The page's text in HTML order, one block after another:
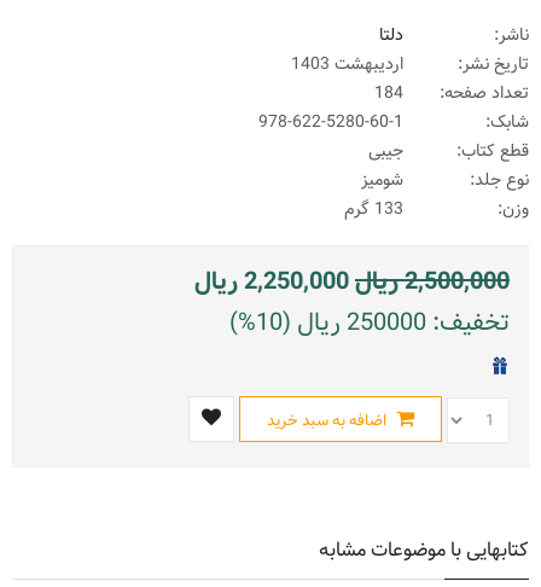
ناشر:
دلتا
تاریخ نشر:
اردیبهشت 1403
تعداد صفحه:
شابک:
978-622-5280-60-1
قطع کتاب:
جیبی
نوع جلد:
شومیز
وزن:
2,500,000ریال2,250,000ریال
تخفیف: 250000 ریال (10%)
اضافه به سبد خرید
کتابهایی با موضوعات مشابه